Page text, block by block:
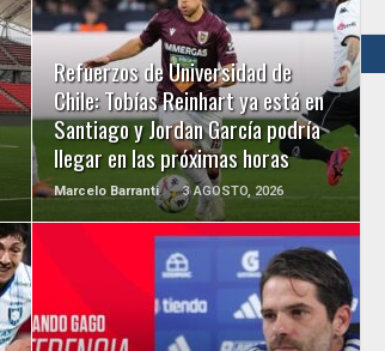
Refuerzos de Universidad de
Chile: Tobías Reinhart ya está en
Santiago y Jordan García podría
llegar en las próximas horas
Marcelo Barranti 3 AGOSTO, 2026
LEER MÁS
LEER MÁS